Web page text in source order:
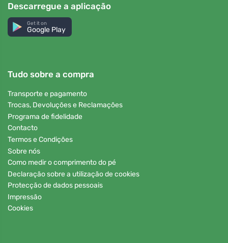
Descarregue a aplicação
Get it on
Google Play
Tudo sobre a compra
Transporte e pagamento
Trocas, Devoluções e Reclamações
Programa de fidelidade
Contacto
Termos e Condições
Sobre nós
Como medir o comprimento do pé
Declaração sobre a utilização de cookies
Protecção de dados pessoais
Impressão
Cookies